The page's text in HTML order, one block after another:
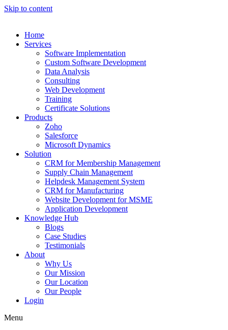
Skip to content
Home
Services
Software Implementation
Custom Software Development
Data Analysis
Consulting
Web Development
Training
Certificate Solutions
Products
Zoho
Salesforce
Microsoft Dynamics
Solution
CRM for Membership Management
Supply Chain Management
Helpdesk Management System
CRM for Manufacturing
Website Development for MSME
Application Development
Knowledge Hub
Blogs
Case Studies
Testimonials
About
Why Us
Our Mission
Our Location
Our People
Login
Menu